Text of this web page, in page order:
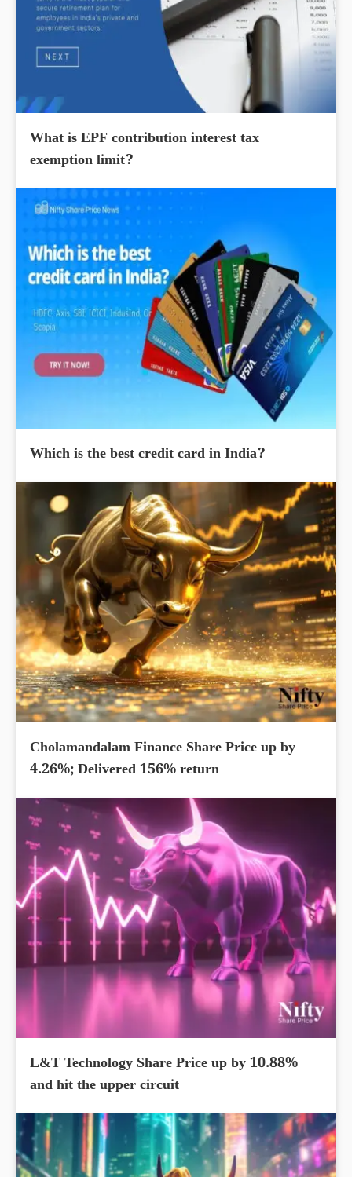
What is EPF contribution interest tax
exemption limit?
Which is the best credit card in India?
Cholamandalam Finance Share Price up by
4.26%; Delivered 156% return
L&T Technology Share Price up by 10.88%
and hit the upper circuit